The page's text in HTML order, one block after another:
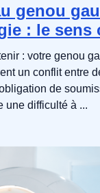
genou
: le sens
: votre genou
un conflit entre
de
une difficulté à ...